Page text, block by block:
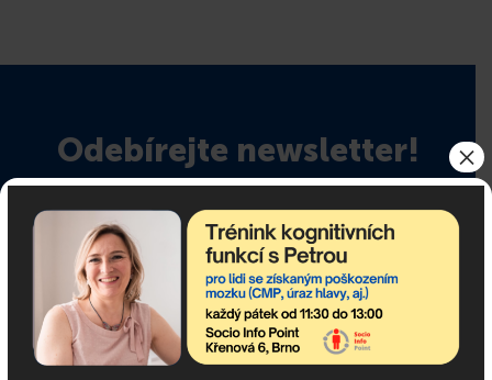
Odebírejte newsletter!
komunitního centra a dění v asociaci.
×